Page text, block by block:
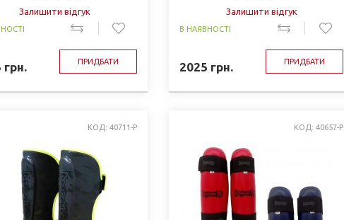
Залишити відгук
грн. ПРИДБАТИ
Залишити відгук
В НАЯВНОСТІ
2025 грн. ПРИДБАТИ
КОД: 40711-P КОД: 40657-P